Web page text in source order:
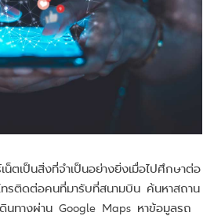
น็ตเป็นสิ่งที่จำเป็นอย่างยิ่งเมื่อไปศึกษาต่อ
รติดต่อคนที่มารับที่สนามบิน ค้นหาสถาน
นทางผ่าน Google Maps หาข้อมูลรถ